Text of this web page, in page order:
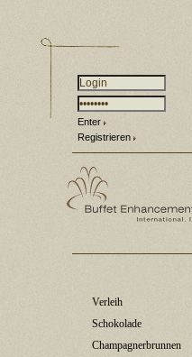
Enter
Registrieren
Verleih
Schokolade
Champagnerbrunnen